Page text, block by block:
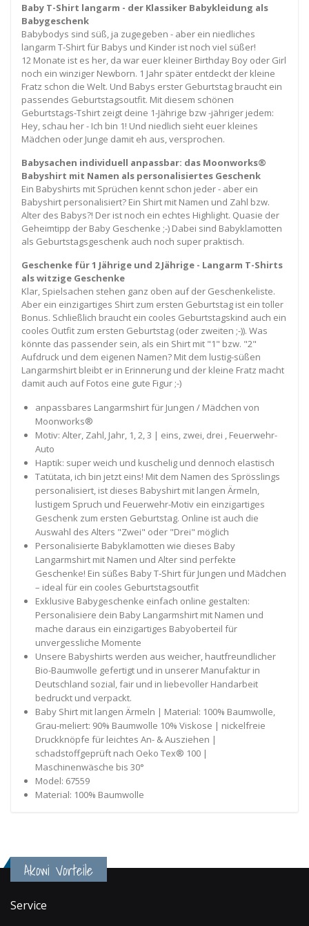
Baby T-Shirt langarm - der Klassiker Babykleidung als
Babygeschenk
Babybodys sind süß, ja zugegeben - aber ein niedliches
langarm T-Shirt für Babys und Kinder ist noch viel süßer!
12 Monate ist es her, da war euer kleiner Birthday Boy oder Girl
noch ein winziger Newborn. 1 Jahr später entdeckt der kleine
Fratz schon die Welt. Und Babys erster Geburtstag braucht ein
passendes Geburtstagsoutfit. Mit diesem schönen
Geburtstags-Tshirt zeigt deine 1-Jährige bzw -jähriger jedem:
Hey, schau her - Ich bin 1! Und niedlich sieht euer kleines
Mädchen oder Junge damit eh aus, versprochen.
Babysachen individuell anpassbar: das Moonworks®
Babyshirt mit Namen als personalisiertes Geschenk
Ein Babyshirts mit Sprüchen kennt schon jeder - aber ein
Babyshirt personalisiert? Ein Shirt mit Namen und Zahl bzw.
Alter des Babys?! Der ist noch ein echtes Highlight. Quasie der
Geheimtipp der Baby Geschenke ;-) Dabei sind Babyklamotten
als Geburtstagsgeschenk auch noch super praktisch.
Geschenke für 1 Jährige und 2 Jährige - Langarm T-Shirts
als witzige Geschenke
Klar, Spielsachen stehen ganz oben auf der Geschenkeliste.
Aber ein einzigartiges Shirt zum ersten Geburtstag ist ein toller
Bonus. Schließlich braucht ein cooles Geburtstagskind auch ein
cooles Outfit zum ersten Geburtstag (oder zweiten ;-)). Was
könnte das passender sein, als ein Shirt mit "1" bzw. "2"
Aufdruck und dem eigenen Namen? Mit dem lustig-süßen
Langarmshirt bleibt er in Erinnerung und der kleine Fratz macht
damit auch auf Fotos eine gute Figur ;-)
anpassbares Langarmshirt für Jungen / Mädchen von
Moonworks®
Motiv: Alter, Zahl, Jahr, 1, 2, 3 | eins, zwei, drei , Feuerwehr-
Auto
Haptik: super weich und kuschelig und dennoch elastisch
Tatütata, ich bin jetzt eins! Mit dem Namen des Sprösslings
personalisiert, ist dieses Babyshirt mit langen Ärmeln,
lustigem Spruch und Feuerwehr-Motiv ein einzigartiges
Geschenk zum ersten Geburtstag. Online ist auch die
Auswahl des Alters "Zwei" oder "Drei" möglich
Personalisierte Babyklamotten wie dieses Baby
Langarmshirt mit Namen und Alter sind perfekte
Geschenke! Ein süßes Baby T-Shirt für Jungen und Mädchen
– ideal für ein cooles Geburtstagsoutfit
Exklusive Babygeschenke einfach online gestalten:
Personalisiere dein Baby Langarmshirt mit Namen und
mache daraus ein einzigartiges Babyoberteil für
unvergessliche Momente
Unsere Babyshirts werden aus weicher, hautfreundlicher
Bio-Baumwolle gefertigt und in unserer Manufaktur in
Deutschland sozial, fair und in liebevoller Handarbeit
bedruckt und verpackt.
Baby Shirt mit langen Ärmeln | Material: 100% Baumwolle,
Grau-meliert: 90% Baumwolle 10% Viskose | nickelfreie
Druckknöpfe für leichtes An- & Ausziehen |
schadstoffgeprüft nach Oeko Tex® 100 |
Maschinenwäsche bis 30°
Model: 67559
Material: 100% Baumwolle
Akowi Vorteile
Service